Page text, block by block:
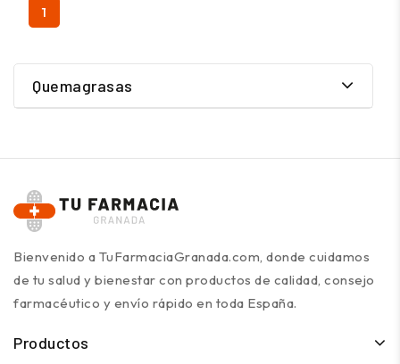
1
Quemagrasas
Bienvenido a TuFarmaciaGranada.com, donde cuidamos
de tu salud y bienestar con productos de calidad, consejo
farmacéutico y envío rápido en toda España.
Productos